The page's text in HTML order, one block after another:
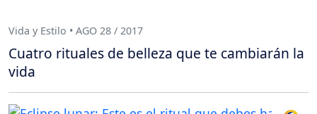
Vida y Estilo • AGO 28 / 2017
Cuatro rituales de belleza que te cambiarán la
vida